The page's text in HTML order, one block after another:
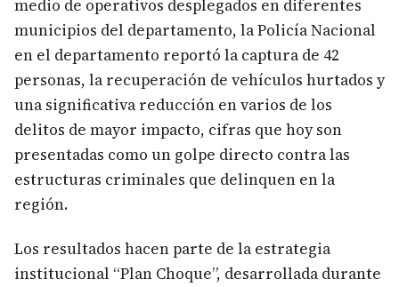
medio de operativos desplegados en diferentes
municipios del departamento, la Policía Nacional
en el departamento reportó la captura de 42
personas, la recuperación de vehículos hurtados y
una significativa reducción en varios de los
delitos de mayor impacto, cifras que hoy son
presentadas como un golpe directo contra las
estructuras criminales que delinquen en la
región.
Los resultados hacen parte de la estrategia
institucional “Plan Choque”, desarrollada durante